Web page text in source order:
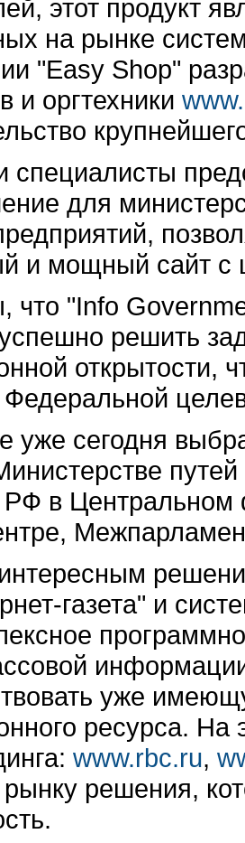
этот продукт
на рынке
"Easy Shop"
и оргтехники
для
и мощный сайт с
что "Info
решить
открытости,
уже сегодня
РФ в
газета" и
уже
ресурса. На
www.rbc.ru,
решения,